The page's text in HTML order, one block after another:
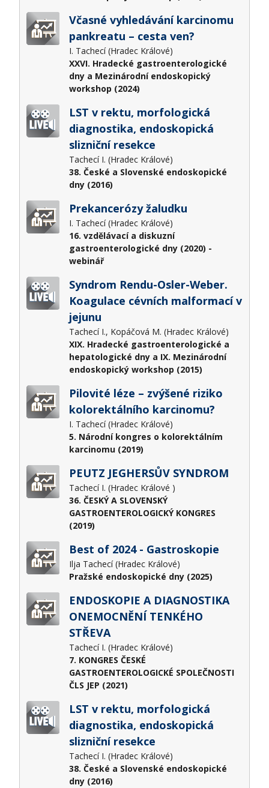
Včasné vyhledávání karcinomu
pankreatu – cesta ven?
I. Tachecí (Hradec Králové)
XXVI. Hradecké gastroenterologické
dny a Mezinárodní endoskopický
workshop (2024)
LST v rektu, morfologická
diagnostika, endoskopická
slizniční resekce
Tachecí I. (Hradec Králové)
38. České a Slovenské endoskopické
dny (2016)
Prekancerózy žaludku
I. Tachecí (Hradec Králové)
16. vzdělávací a diskuzní
gastroenterologické dny (2020) -
webinář
Syndrom Rendu-Osler-Weber.
Koagulace cévních malformací v
jejunu
Tachecí I., Kopáčová M. (Hradec Králové)
XIX. Hradecké gastroenterologické a
hepatologické dny a IX. Mezinárodní
endoskopický workshop (2015)
Pilovité léze – zvýšené riziko
kolorektálního karcinomu?
I. Tachecí (Hradec Králové)
5. Národní kongres o kolorektálním
karcinomu (2019)
PEUTZ JEGHERSŮV SYNDROM
Tachecí I. (Hradec Králové )
36. ČESKÝ A SLOVENSKÝ
GASTROENTEROLOGICKÝ KONGRES
(2019)
Best of 2024 - Gastroskopie
Ilja Tachecí (Hradec Králové)
Pražské endoskopické dny (2025)
ENDOSKOPIE A DIAGNOSTIKA
ONEMOCNĚNÍ TENKÉHO
STŘEVA
Tachecí I. (Hradec Králové)
7. KONGRES ČESKÉ
GASTROENTEROLOGICKÉ SPOLEČNOSTI
ČLS JEP (2021)
LST v rektu, morfologická
diagnostika, endoskopická
slizniční resekce
Tachecí I. (Hradec Králové)
38. České a Slovenské endoskopické
dny (2016)